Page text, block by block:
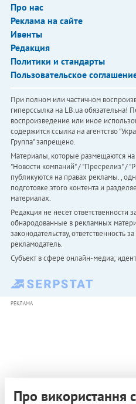
Про нас
Реклама на сайте
Ивенты
Редакция
Политики и стандарты
Пользовательское
При полном или частичном
гиперссылка на LB.ua обязательна!
воспроизведение или иное
содержится ссылка на агентство
Группа" запрещено.
Материалы, которые размещаются на
"Новости компаний" / "Пресрелиз" /
публикуются на правах рекламы. ,
подготовке этого контента и
материалах.
Редакция не несет
обнародованные в рекламных
законодательству, ответственность
рекламодатель.
Субъект в сфере онлайн-медиа;
РЕКЛАМА
Про використання